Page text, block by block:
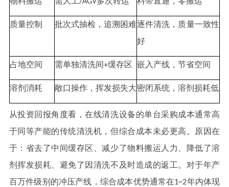
质量控制 批次式抽检，追溯困难逐件清洗，质量一致性
好
占地空间 需单独清洗间+缓存区 嵌入产线，节省空间
溶剂消耗 敞口操作，挥发损失大密闭系统，溶剂损耗低
从投资回报角度看，在线清洗设备的单台采购成本通常高
于同等产能的传统清洗机，但综合成本未必更高。原因在
于：省去了中间缓存区、减少了物料搬运人力、降低了溶
剂挥发损耗、避免了因清洗不及时造成的返工。对于年产
百万件级别的冲压产线，综合成本优势通常在1~2年内体现